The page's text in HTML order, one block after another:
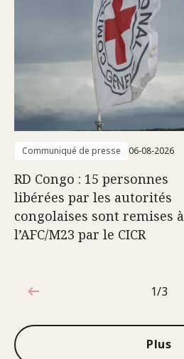
Communiqué de presse 06-08-2026
RD Congo : 15 personnes
libérées par les autorités
congolaises sont remises à
l’AFC/M23 par le CICR
1sur3
1/3
Plus